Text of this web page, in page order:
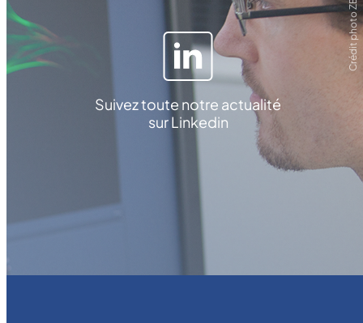
Suivez toute notre actualité
sur Linkedin
Crédit photo ZEISS